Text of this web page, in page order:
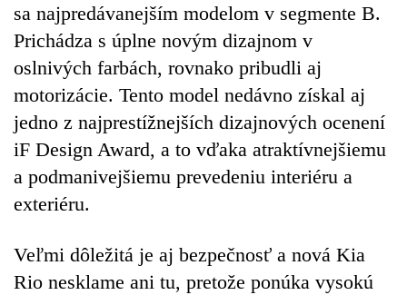
sa najpredávanejším modelom v segmente B.
Prichádza s úplne novým dizajnom v
oslnivých farbách, rovnako pribudli aj
motorizácie. Tento model nedávno získal aj
jedno z najprestížnejších dizajnových ocenení
iF Design Award, a to vďaka atraktívnejšiemu
a podmanivejšiemu prevedeniu interiéru a
exteriéru.
Veľmi dôležitá je aj bezpečnosť a nová Kia
Rio nesklame ani tu, pretože ponúka vysokú